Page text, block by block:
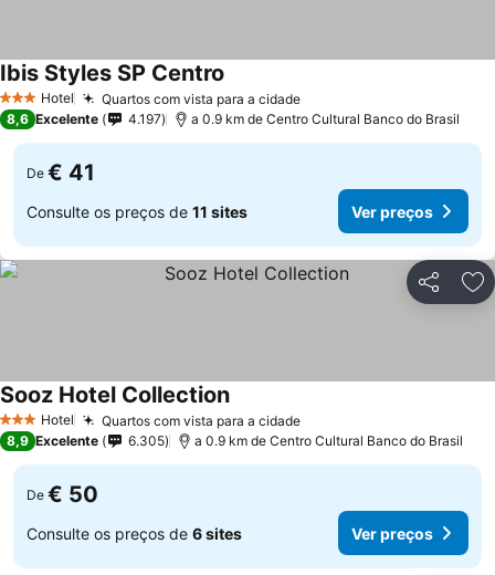
3 EstrelasHotel Quartos com vista para a cidade
Ibis Styles SP Centro
8,6 Excelente 4.197 a 0.9 km de Centro Cultural Banco do Brasil
De € 41
Consulte os preços de 11 sites Ver preços
Partilhar
3 EstrelasHotel Quartos com vista para a cidade
Sooz Hotel Collection
8,9 Excelente 6.305 a 0.9 km de Centro Cultural Banco do Brasil
De € 50
Consulte os preços de 6 sites Ver preços